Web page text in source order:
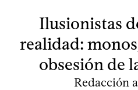
Ilusionistas
realidad:
obsesión de
Redacción